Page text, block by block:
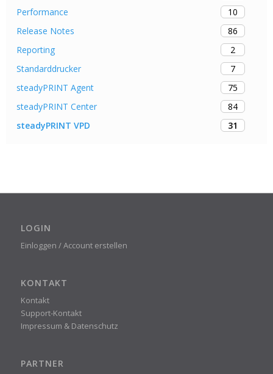
Performance
10
Release Notes
86
Reporting
2
Standarddrucker
7
steadyPRINT Agent
75
steadyPRINT Center
84
steadyPRINT VPD
31
LOGIN
Einloggen / Account erstellen
KONTAKT
Kontakt
Support-Kontakt
Impressum & Datenschutz
PARTNER